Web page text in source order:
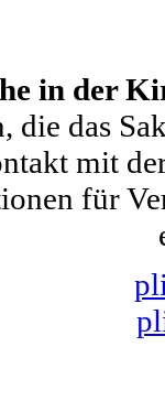
in der
die das
mit
für